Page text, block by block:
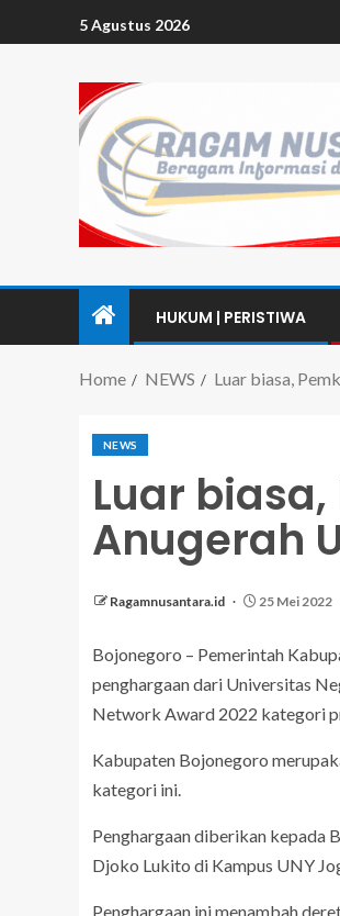
5 Agustus 2026
HUKUM | PERISTIWA
Home NEWS Luar biasa,
NEWS
Luar
Anugerah
Ragamnusantara.id 25 Mei 2022
Bojonegoro – Pemerintah
penghargaan dari Universitas
Network Award 2022 kategori
Kabupaten Bojonegoro
kategori ini.
Penghargaan diberikan kepada
Djoko Lukito di Kampus UNY
Penghargaan ini menambah